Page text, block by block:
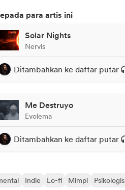
para artis ini
Solar Nights
Nervis
Ditambahkan ke daftar putar
Me Destruyo
Evolema
Ditambahkan ke daftar putar
Indie Lo-fi Mimpi
Psikologis